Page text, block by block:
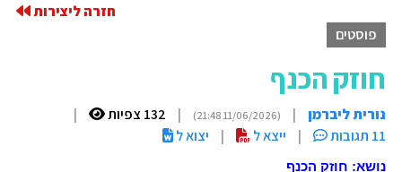
חזרה ליצירות
פוסטים
חוזק הכנף
נורית ליברמן |
(11/06/2026 21:48)
| 132 צפיות
|
11 תגובות
| ייצא ל | יצוא ל
נושא: חוזק הכנף